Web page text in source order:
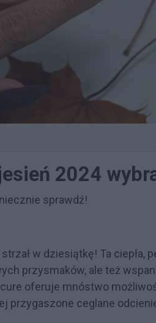
2024
sprawdź!
w dziesiątkę! Ta ciepła,
przysmaków, ale też
oferuje mnóstwo
przygaszone ceglane